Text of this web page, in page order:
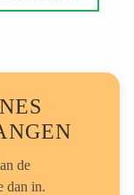
de
dan in.